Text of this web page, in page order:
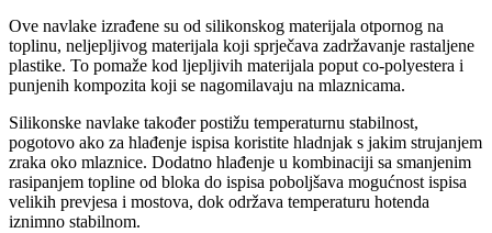
Ove navlake izrađene su od silikonskog materijala otpornog na
toplinu, neljepljivog materijala koji sprječava zadržavanje rastaljene
plastike. To pomaže kod ljepljivih materijala poput co-polyestera i
punjenih kompozita koji se nagomilavaju na mlaznicama.
Silikonske navlake također postižu temperaturnu stabilnost,
pogotovo ako za hlađenje ispisa koristite hladnjak s jakim strujanjem
zraka oko mlaznice. Dodatno hlađenje u kombinaciji sa smanjenim
rasipanjem topline od bloka do ispisa poboljšava mogućnost ispisa
velikih prevjesa i mostova, dok održava temperaturu hotenda
iznimno stabilnom.